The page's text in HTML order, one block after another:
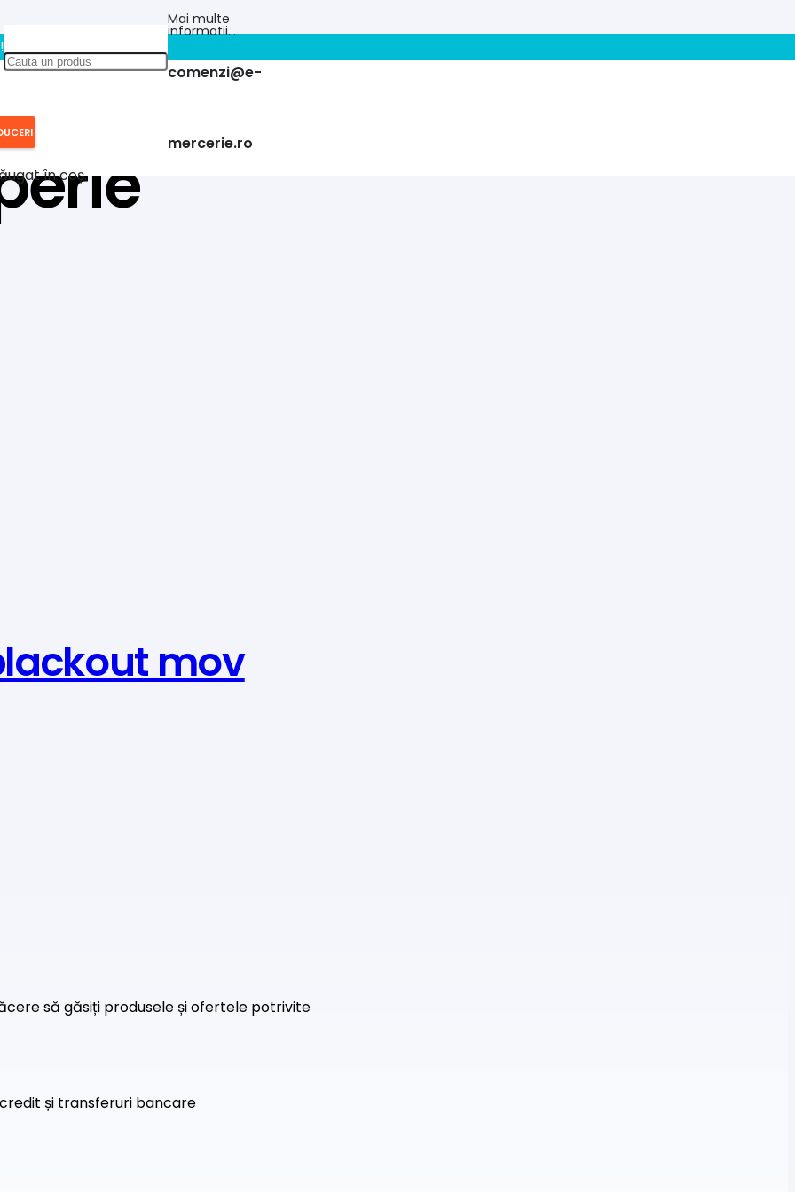
Mai multe
informatii…
comenzi@e-
mercerie.ro
în coș.
mov
să găsiți produsele și ofertele potrivite
și transferuri bancare